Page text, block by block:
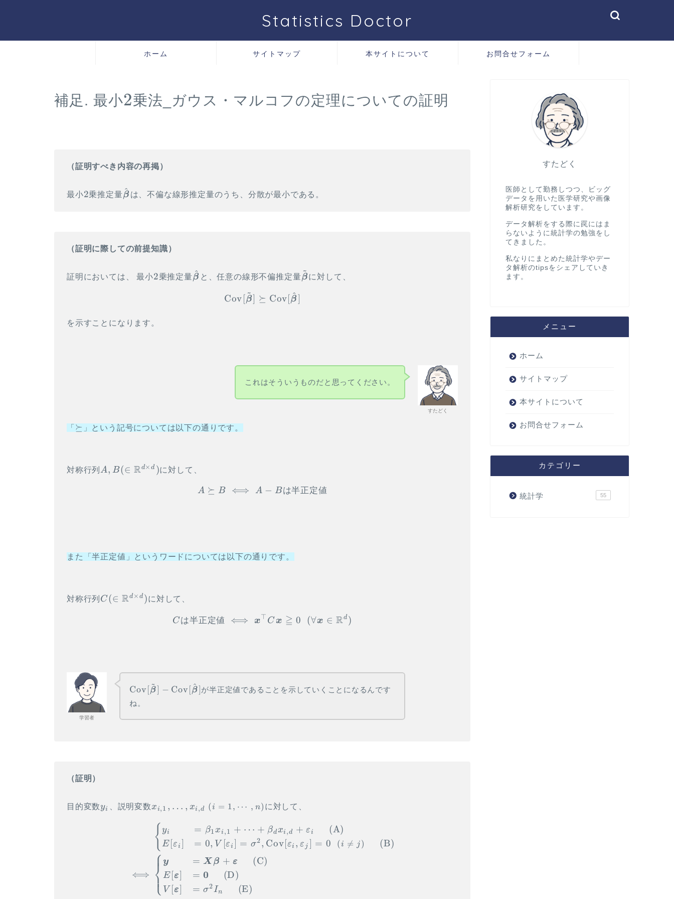
Statistics Doctor
ホーム サイトマップ 本サイトについて お問合せフォーム
補足. 最小2
2乗法_ガウス・マルコフの定理についての証明
\\ \gdef \rank
\det {\mathrm{det}} \\
\gdef \Bern
{\mathrm{Mn}} \\ \gdef
\Cov {\mathrm{Cov}} \\
\\ \gdef \HG
\\ \gdef \LN
\\ \gdef \NB
（証明すべき内容の再掲）
最小2
2乗推定量\hat{\vec
β
^ は、不偏な線形推定量のうち、分散が最小である。
（証明に際しての前提知識）
証明においては、 最小2
2乗推定量\hat{\vec
β
^ と、任意の線形不偏推定量\tilde{\vec
β
~
に対して、
\begin{aligned} \Cov[\tilde{\vec \beta}] \succeq \Cov[\hat{\vec \beta}] \end{aligned}
Cov [β
~
] ⪰ Cov[β
^]
を示すことになります。
すたどく
これはそういうものだと思ってください。
「 \succeq
⪰ 」という記号については以下の通りです。
対称行列 A, B (\in
A, B(∈ Rd×d )に対して、
\begin{aligned} A \succeq B \iff A-B {\small は半正定値} \end{aligned}
A ⪰ B ⟺ A − Bは半正定値
また「半正定値」というワードについては以下の通りです。
対称行列 C (\in
C(∈ Rd × d )に対して、
\begin{aligned} C {\small は半正定値} \iff \vec x^{\top} C \vec x \geqq 0 ~~ (\forall
Cは半正定値 ⟺ x⊤ C x ≧ 0 (∀x ∈ Rd )
学習者
\Cov[\tilde{\vec
\beta}]-
\Cov[\hat{\vec
\beta}]
Cov[β
~
] − Cov[β
^]が半正定値であることを示していくことになるんです
ね。
（証明）
目的変数y_i
yi 、説明変数x_{i,1},
x_{i,d}
~
{\small
(i=1,
\cdots,
n)}
xi,1 , … , xi ,d (i = 1, ⋯ , n) に対して、
\begin{aligned} &\begin{cases} y_i &= \beta_1 x_{i,1} + \cdots + \beta_d x_{i,d} +
⟺
{yi
E [εi ]
= β1 xi ,1 + ⋯ + βdxi ,d + εi (A)
= 0, V [εi ] = σ2, Cov[εi , ε j ] = 0 (i 
= j) (B)
⎩
⎨
⎧y
E [ε]
V [ε]
= X β + ε (C)
= 0 (D)
= σ2In (E)
すたどく
医師として勤務しつつ、ビッグ
データを用いた医学研究や画像
解析研究をしています。
データ解析をする際に罠にはま
らないように統計学の勉強をし
てきました。
私なりにまとめた統計学やデー
タ解析のtipsをシェアしていき
ます。
メニュー
ホーム
サイトマップ
本サイトについて
お問合せフォーム
カテゴリー
統計学 55